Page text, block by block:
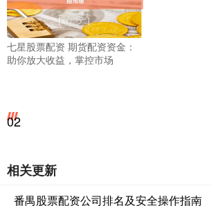
七星股票配资 期货配资资金：
助你放大收益，掌控市场
02
相关更新
番禺股票配资公司排名及安全操作指南